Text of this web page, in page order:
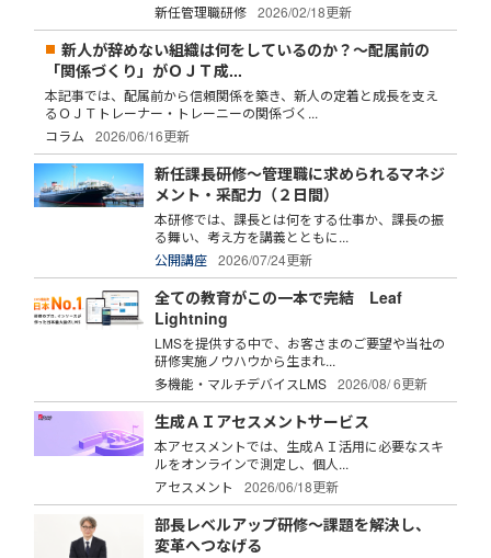
新任管理職研修
2026/02/18更新
新人が辞めない組織は何をしているのか？～配属前の
「関係づくり」がＯＪＴ成...
本記事では、配属前から信頼関係を築き、新人の定着と成長を支え
るＯＪＴトレーナー・トレーニーの関係づく...
コラム
2026/06/16更新
新任課長研修～管理職に求められるマネジ
メント・采配力（２日間）
本研修では、課長とは何をする仕事か、課長の振
る舞い、考え方を講義とともに...
公開講座
2026/07/24更新
全ての教育がこの一本で完結 Leaf
Lightning
LMSを提供する中で、お客さまのご要望や当社の
研修実施ノウハウから生まれ...
多機能・マルチデバイスLMS
2026/08/ 6更新
生成ＡＩアセスメントサービス
本アセスメントでは、生成ＡＩ活用に必要なスキ
ルをオンラインで測定し、個人...
アセスメント
2026/06/18更新
部長レベルアップ研修～課題を解決し、
変革へつなげる